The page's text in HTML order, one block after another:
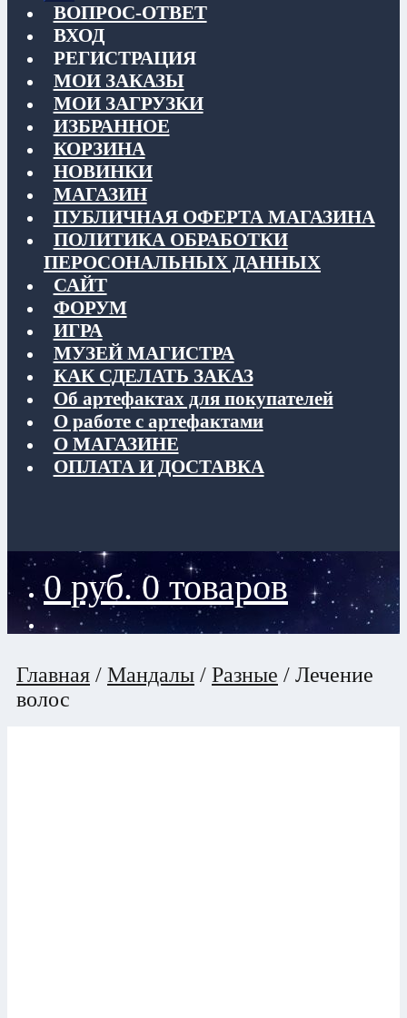
ВОПРОС-ОТВЕТ
ВХОД
РЕГИСТРАЦИЯ
МОИ ЗАКАЗЫ
МОИ ЗАГРУЗКИ
ИЗБРАННОЕ
КОРЗИНА
НОВИНКИ
МАГАЗИН
ПУБЛИЧНАЯ ОФЕРТА МАГАЗИНА
ПОЛИТИКА ОБРАБОТКИ
ПЕРОСОНАЛЬНЫХ ДАННЫХ
САЙТ
ФОРУМ
ИГРА
МУЗЕЙ МАГИСТРА
КАК СДЕЛАТЬ ЗАКАЗ
Об артефактах для покупателей
О работе с артефактами
О МАГАЗИНЕ
ОПЛАТА И ДОСТАВКА
0 руб. 0 товаров
Главная / Мандалы / Разные / Лечение
волос